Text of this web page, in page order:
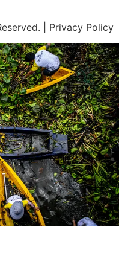
| Privacy Policy